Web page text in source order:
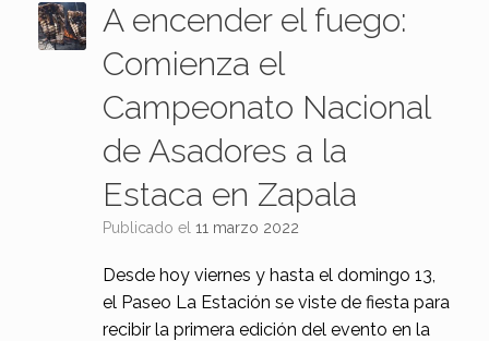
A encender el fuego:
Comienza el
Campeonato Nacional
de Asadores a la
Estaca en Zapala
Publicado el 11 marzo 2022
Desde hoy viernes y hasta el domingo 13,
el Paseo La Estación se viste de fiesta para
recibir la primera edición del evento en la